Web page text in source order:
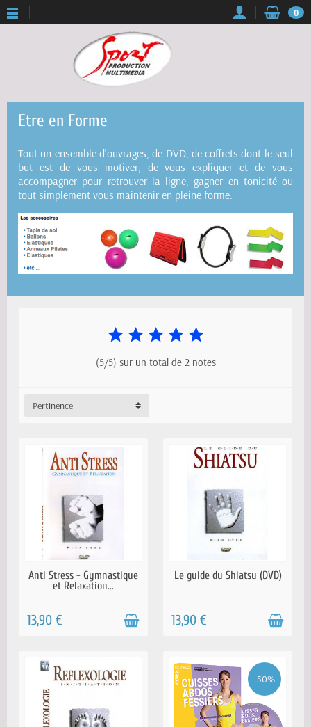
0
Etre en Forme
Tout un ensemble d'ouvrages, de DVD, de coffrets dont le seul
but est de vous motiver, de vous expliquer et de vous
accompagner pour retrouver la ligne, gagner en tonicité ou
tout simplement vous maintenir en pleine forme.
(5/5) sur un total de 2 notes
Pertinence
EN STOCK
Anti Stress - Gymnastique
et Relaxation...
13,90 €
EN STOCK
Le guide du Shiatsu (DVD)
13,90 €
-50%